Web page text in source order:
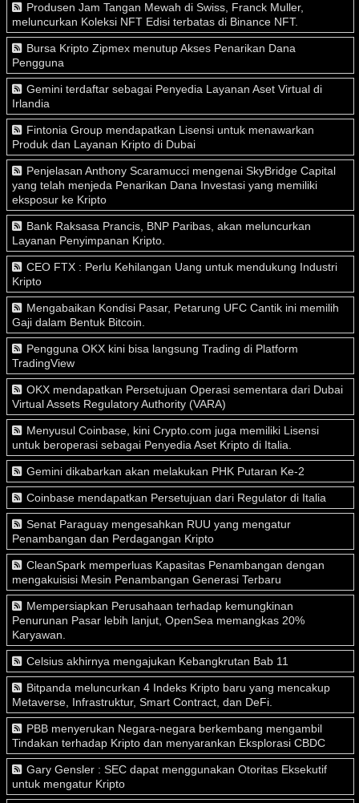
Produsen Jam Tangan Mewah di Swiss, Franck Muller,
meluncurkan Koleksi NFT Edisi terbatas di Binance NFT.
Bursa Kripto Zipmex menutup Akses Penarikan Dana
Pengguna
Gemini terdaftar sebagai Penyedia Layanan Aset Virtual di
Irlandia
Fintonia Group mendapatkan Lisensi untuk menawarkan
Produk dan Layanan Kripto di Dubai
Penjelasan Anthony Scaramucci mengenai SkyBridge Capital
yang telah menjeda Penarikan Dana Investasi yang memiliki
eksposur ke Kripto
Bank Raksasa Prancis, BNP Paribas, akan meluncurkan
Layanan Penyimpanan Kripto.
CEO FTX : Perlu Kehilangan Uang untuk mendukung Industri
Kripto
Mengabaikan Kondisi Pasar, Petarung UFC Cantik ini memilih
Gaji dalam Bentuk Bitcoin.
Pengguna OKX kini bisa langsung Trading di Platform
TradingView
OKX mendapatkan Persetujuan Operasi sementara dari Dubai
Virtual Assets Regulatory Authority (VARA)
Menyusul Coinbase, kini Crypto.com juga memiliki Lisensi
untuk beroperasi sebagai Penyedia Aset Kripto di Italia.
Gemini dikabarkan akan melakukan PHK Putaran Ke-2
Coinbase mendapatkan Persetujuan dari Regulator di Italia
Senat Paraguay mengesahkan RUU yang mengatur
Penambangan dan Perdagangan Kripto
CleanSpark memperluas Kapasitas Penambangan dengan
mengakuisisi Mesin Penambangan Generasi Terbaru
Mempersiapkan Perusahaan terhadap kemungkinan
Penurunan Pasar lebih lanjut, OpenSea memangkas 20%
Karyawan.
Celsius akhirnya mengajukan Kebangkrutan Bab 11
Bitpanda meluncurkan 4 Indeks Kripto baru yang mencakup
Metaverse, Infrastruktur, Smart Contract, dan DeFi.
PBB menyerukan Negara-negara berkembang mengambil
Tindakan terhadap Kripto dan menyarankan Eksplorasi CBDC
Gary Gensler : SEC dapat menggunakan Otoritas Eksekutif
untuk mengatur Kripto